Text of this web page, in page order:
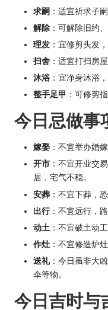
求嗣 ：适宜祈求子
解除 ：可解除旧约
理发 ：宜修剪头发
扫舍 ：适宜打扫房
沐浴 ：宜净身沐浴
整手足甲 ：可修剪
今日忌做事
嫁娶 ：不宜举办婚
开市 ：不宜开业交
居，宅气不稳。
安葬 ：不宜下葬，
出行：不宜远行，路
动土 ：不宜破土动
作灶 ：不宜修造炉
送礼：今日虽非大
伞等物。
今日吉时与